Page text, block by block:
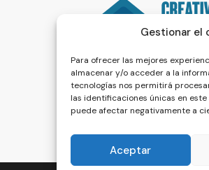
Gestionar el
Para ofrecer las mejores
almacenar y/o acceder a la
tecnologías nos permitirá
las identificaciones únicas en
puede afectar negativamente a
Aceptar